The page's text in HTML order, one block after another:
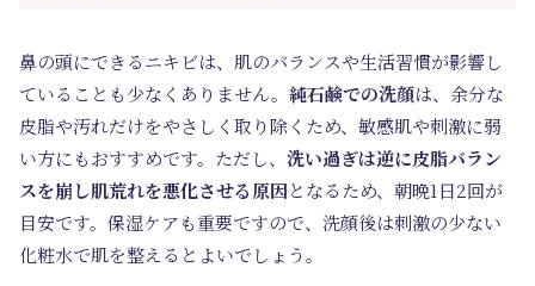
鼻の頭にできるニキビは、肌のバランスや生活習慣が影響し
ていることも少なくありません。 純石鹸での洗顔は、余分な
皮脂や汚れだけをやさしく取り除くため、敏感肌や刺激に弱
い方にもおすすめです。ただし、 洗い過ぎは逆に皮脂バラン
スを崩し肌荒れを悪化させる原因となるため、朝晩1日2回が
目安です。保湿ケアも重要ですので、洗顔後は刺激の少ない
化粧水で肌を整えるとよいでしょう。